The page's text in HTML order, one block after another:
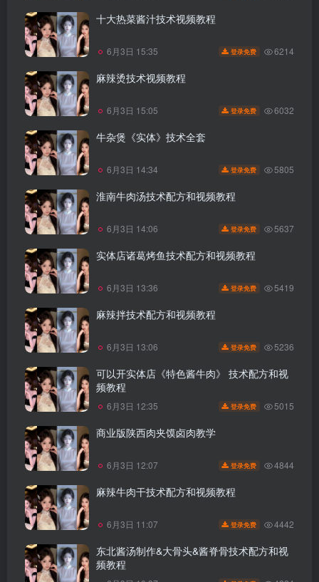
十大热菜酱汁技术视频教程
6月3日 15:35 登录免费 6214
麻辣烫技术视频教程
6月3日 15:05 登录免费 6032
牛杂煲《实体》技术全套
6月3日 14:34 登录免费 5805
淮南牛肉汤技术配方和视频教程
6月3日 14:06 登录免费 5637
实体店诸葛烤鱼技术配方和视频教程
6月3日 13:36 登录免费 5419
麻辣拌技术配方和视频教程
6月3日 13:06 登录免费 5236
可以开实体店《特色酱牛肉》 技术配方和视
频教程
6月3日 12:35 登录免费 5015
商业版陕西肉夹馍卤肉教学
6月3日 12:07 登录免费 4844
麻辣牛肉干技术配方和视频教程
6月3日 11:07 登录免费 4442
东北酱汤制作&大骨头&酱脊骨技术配方和视
频教程